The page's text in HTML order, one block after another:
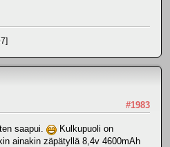
#1983
saapui.
Kulkupuoli on
ainakin zäpätyllä 8,4v 4600mAh